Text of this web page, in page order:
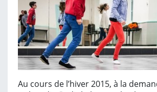
Au cours de l’hiver 2015, à la